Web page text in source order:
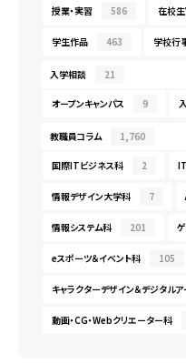
授業・実習 586 在校
学生作品 463 学校行
入学相談 21
オープンキャンパス 9
教職員コラム 1,760
国際ITビジネス科 2
情報デザイン大学科 7
情報システム科 201
eスポーツ＆イベント科 105
キャラクターデザイン＆デジタル
動画・CG・Webクリエーター科